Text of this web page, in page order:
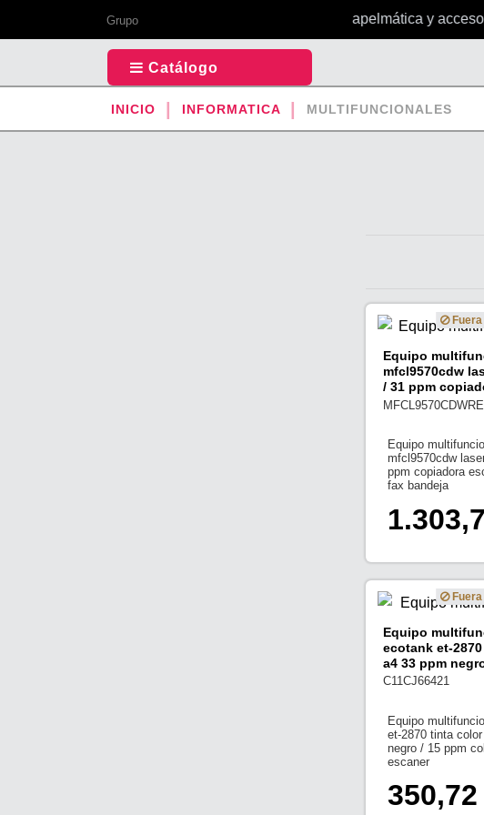
Grupo Tu todo en 1 de papelmática y
Catálogo
INICIO INFORMATICA MULTIFUNCIONALES
Fuera
Equipo
mfcl9570cdw
/ 31 ppm
Equipo
mfcl9570cdw
ppm copiadora
fax bandeja
Fuera
Equipo
ecotank et-
a4 33 ppm
C11CJ66421
Equipo
et-2870 tinta
negro / 15 ppm
escaner
350,72